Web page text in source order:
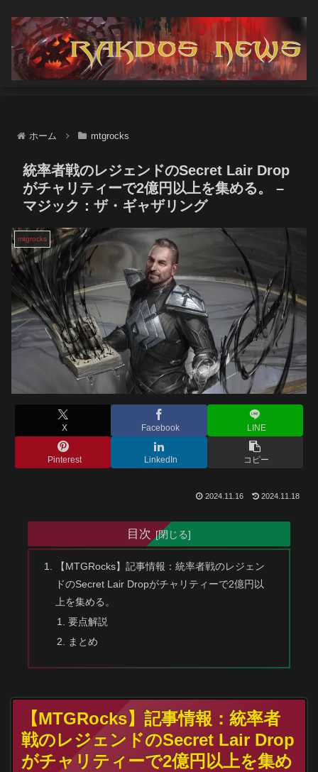
ホーム mtgrocks
統率者戦のレジェンドのSecret Lair Drop
がチャリティーで2億円以上を集める。 –
マジック：ザ・ギャザリング
mtgrocks
X Facebook LINE
Pinterest LinkedIn コピー
2024.11.16 2024.11.18
目次
【MTGRocks】記事情報：統率者戦のレジェン
ドのSecret Lair Dropがチャリティーで2億円以
上を集める。
要点解説
まとめ
【MTGRocks】記事情報：統率者
戦のレジェンドのSecret Lair Drop
がチャリティーで2億円以上を集め